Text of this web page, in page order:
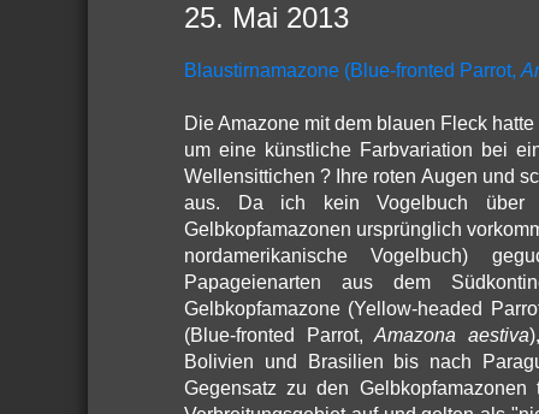
25. Mai 2013
Blaustirnamazone (Blue-fronted Parrot,
Die Amazone mit dem blauen Fleck
um eine künstliche Farbvariation bei
Wellensittichen ? Ihre roten Augen und
aus. Da ich kein Vogelbuch
Gelbkopfamazonen ursprünglich
nordamerikanische Vogelbuch)
Papageienarten aus dem
Gelbkopfamazone (Yellow-headed
(Blue-fronted Parrot,Amazona aestiva
Bolivien und Brasilien bis nach
Gegensatz zu den